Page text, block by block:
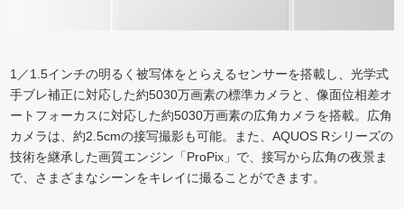
1／1.5インチの明るく被写体をとらえるセンサーを搭載し、光学式
手ブレ補正に対応した約5030万画素の標準カメラと、像面位相差オ
ートフォーカスに対応した約5030万画素の広角カメラを搭載。広角
カメラは、約2.5cmの接写撮影も可能。また、AQUOS Rシリーズの
技術を継承した画質エンジン「ProPix」で、接写から広角の夜景ま
で、さまざまなシーンをキレイに撮ることができます。